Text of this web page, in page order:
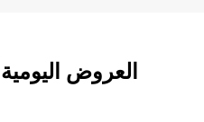
العروض